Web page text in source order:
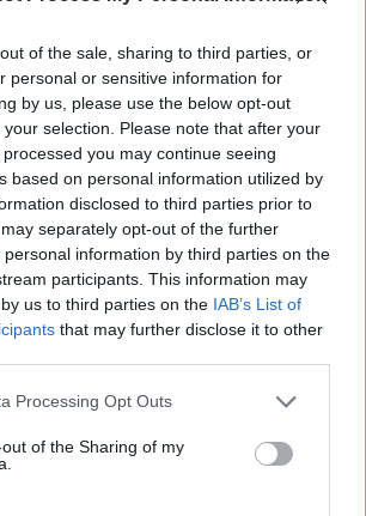
of the sale, sharing to third parties, or
personal or sensitive information for
by us, please use the below opt-out
selection. Please note that after your
you may continue seeing
based on personal information utilized by
disclosed to third parties prior to
separately opt-out of the further
information by third parties on the
participants. This information may
us to third parties on the IAB’s List of
that may further disclose it to other
Processing Opt Outs
of the Sharing of my
Maria De
lo scoop
insegnato". De